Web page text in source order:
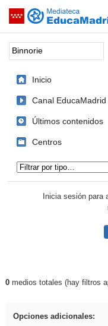
Saltar navegación
Palabra o frase:
Inicio
Canal EducaMadrid
Últimos contenidos
Centros
Inicia sesión para
Resultados de:
0medios totales (hay filtros
Opciones adicionales: